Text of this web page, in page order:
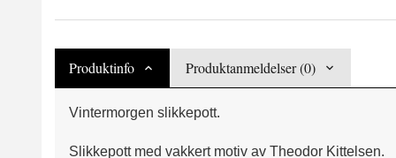
Produktinfo Produktanmeldelser (0)
Vintermorgen slikkepott.
Slikkepott med vakkert motiv av Theodor Kittelsen.